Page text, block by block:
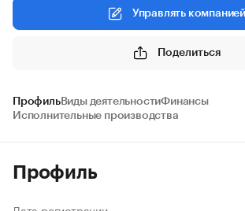
Управлять компанией
Поделиться
ПрофильВиды деятельностиФинансы
Исполнительные производства
Профиль